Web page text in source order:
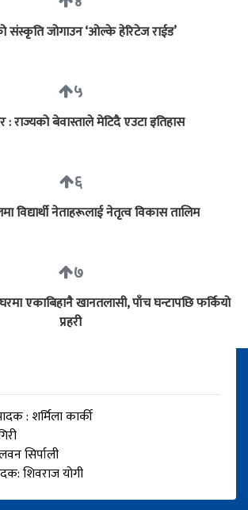
जोगाउन ‘ओल्के हेरिटेज राईड’
५
: राज्यको बेवास्ताले मेटिदै एउटा इतिहास
६
विद्यार्थी नेताहरूलाई नेतृत्व विकास तालिम
७
एकाबिहानै खानतलासी, पाँच घन्टापछि फर्कियो
प्रहरी
: शर्मिला कार्की
सिर्पाली
शिवराज योगी